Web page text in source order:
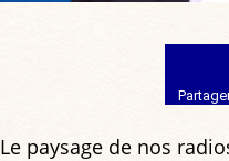
Le paysage de nos